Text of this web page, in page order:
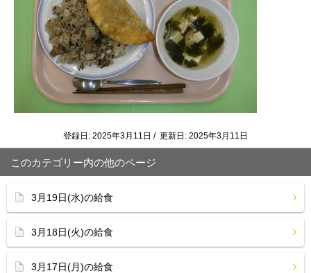
登録日: 2025年3月11日 / 更新日: 2025年3月11日
このカテゴリー内の他のページ
3月19日(水)の給食
3月18日(火)の給食
3月17日(月)の給食